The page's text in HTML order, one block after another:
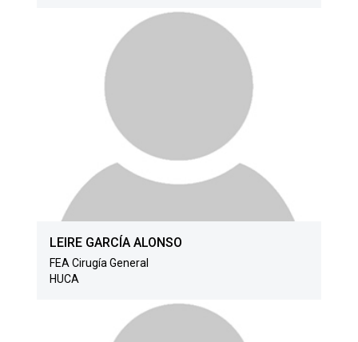
LEIRE GARCÍA ALONSO
FEA Cirugía General
HUCA